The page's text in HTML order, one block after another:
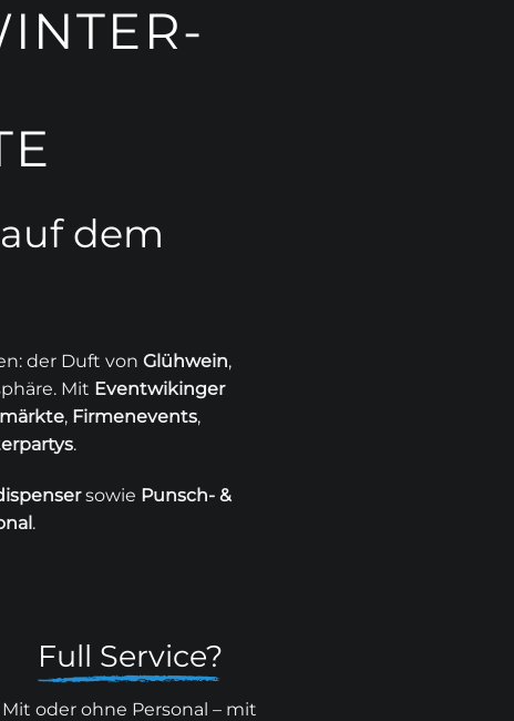
dem
der Duft von Glühwein,
Mit Eventwikinger
, Firmenevents,
.
sowie Punsch- &
.
Full Service?
Mit oder ohne Personal – mit